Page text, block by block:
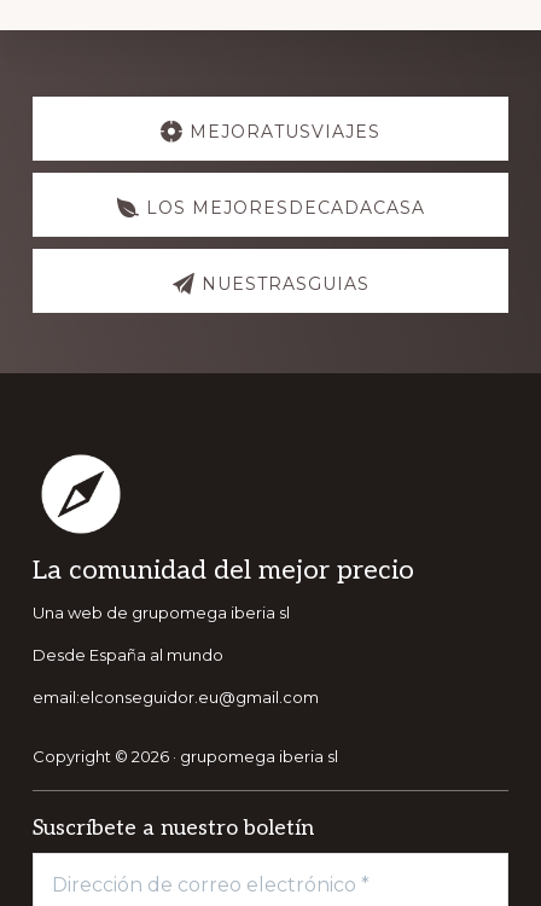
Explore
MEJORATUSVIAJES
LOS MEJORESDECADACASA
NUESTRASGUIAS
Footer
La comunidad del mejor precio
Una web de grupomega iberia sl
Desde España al mundo
email:elconseguidor.eu@gmail.com
Copyright © 2026 · grupomega iberia sl
Suscríbete a nuestro boletín